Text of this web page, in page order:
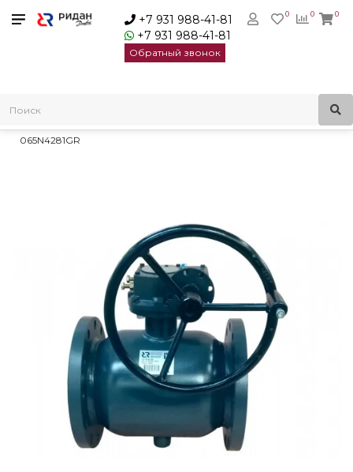
+7 931 988-41-81
+7 931 988-41-81
Обратный звонок
0
0 0
Трубопроводная арматура
065N4281GR